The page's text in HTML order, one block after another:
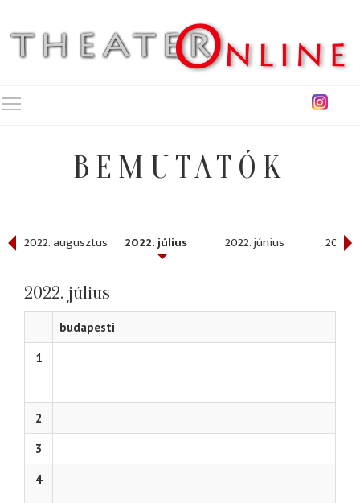
BEMUTATÓK
2022. augusztus 2022. július 2022. június 2022.
2022. július
budapesti
1
2
3
4